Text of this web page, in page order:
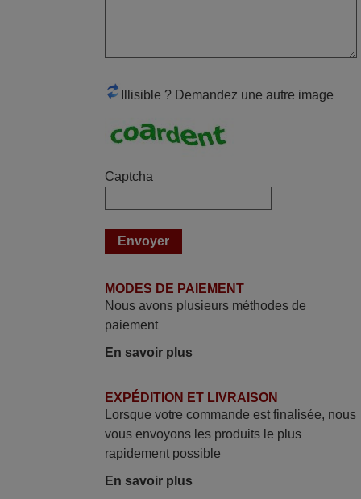
FRANCE
Parfait.. je recommande..!
Joel,
FRANCE
Illisible ? Demandez une autre image
Captcha
MODES DE PAIEMENT
Nous avons plusieurs méthodes de
paiement
En savoir plus
EXPÉDITION ET LIVRAISON
Lorsque votre commande est finalisée, nous
vous envoyons les produits le plus
rapidement possible
En savoir plus